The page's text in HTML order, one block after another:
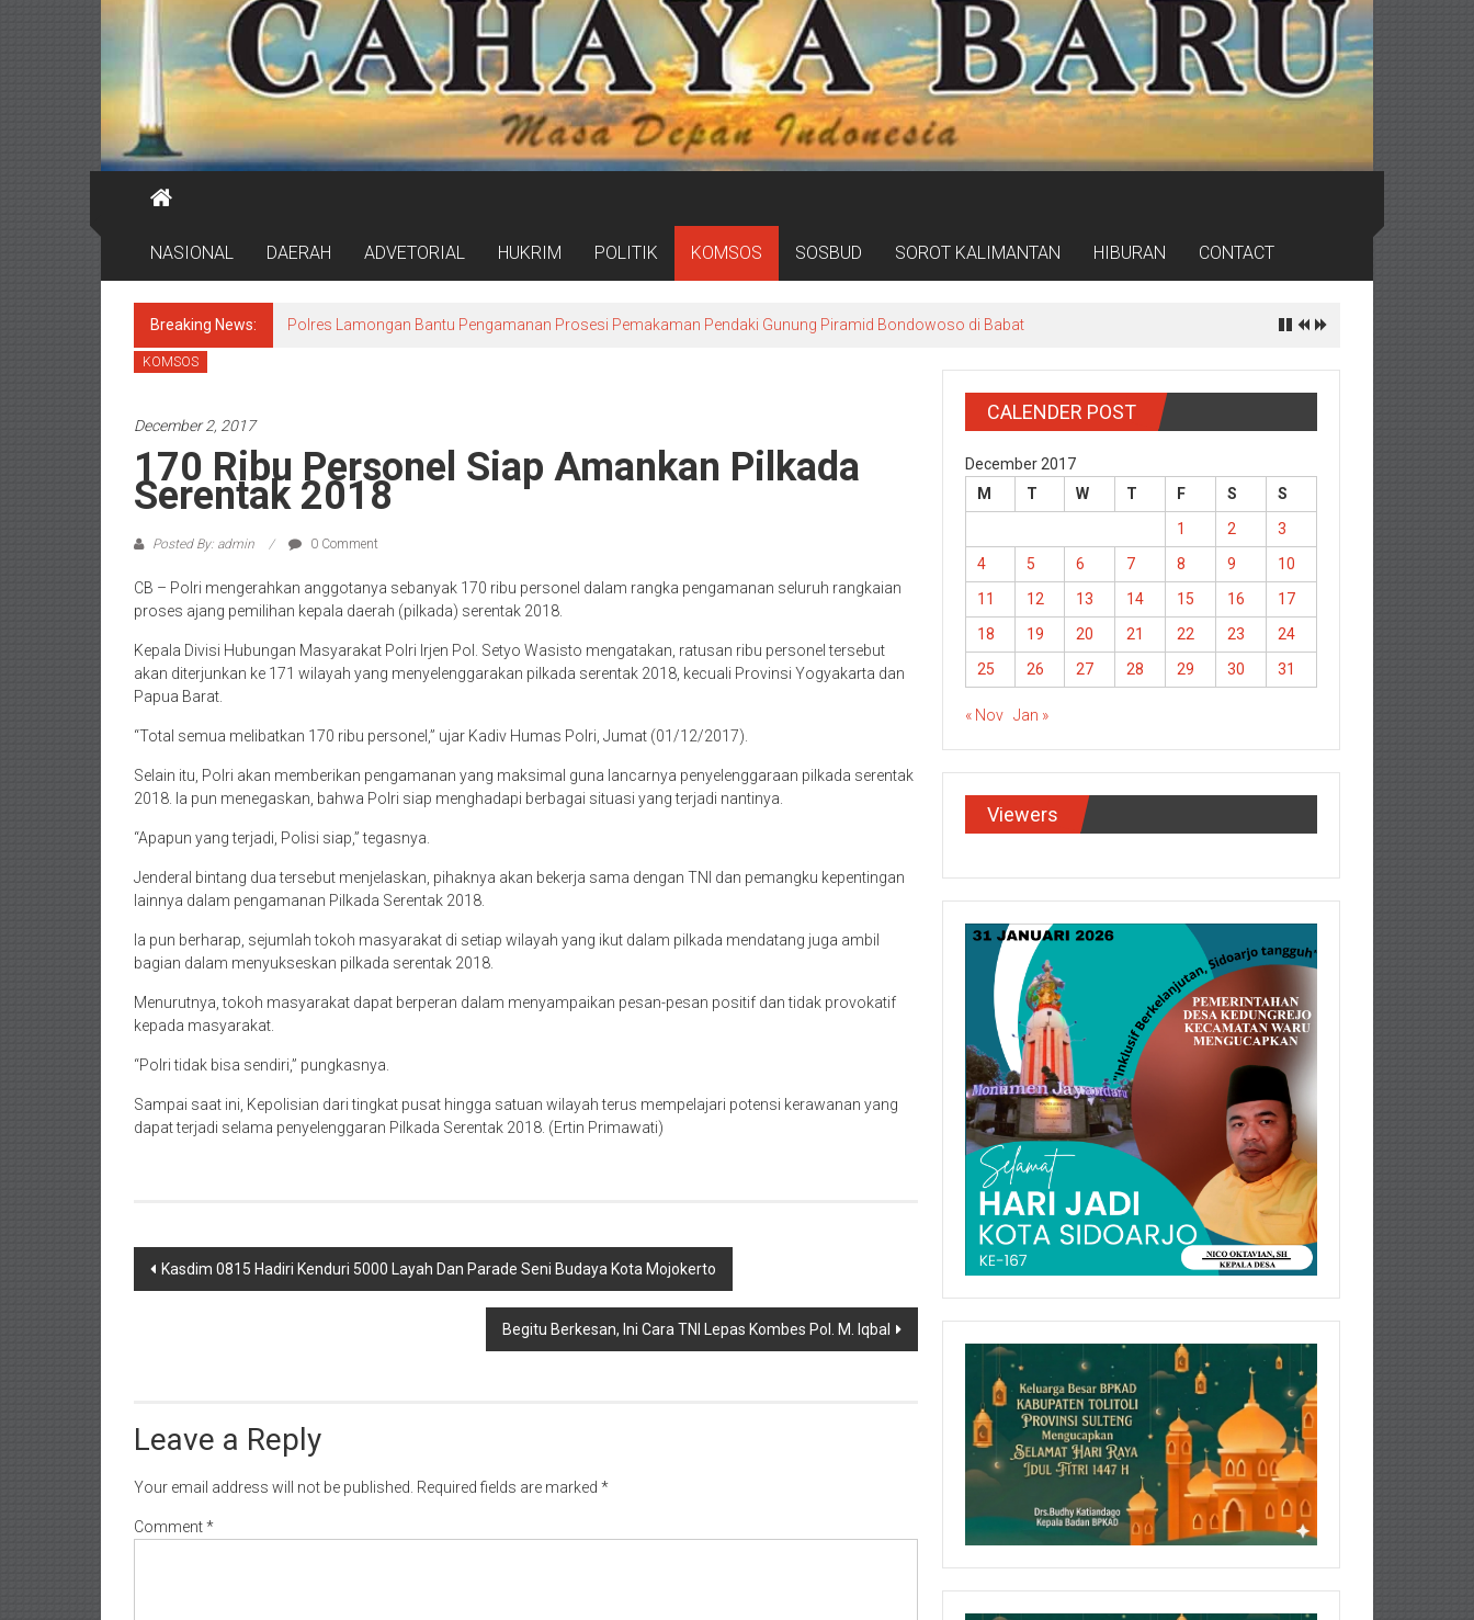
NASIONAL DAERAH ADVETORIAL HUKRIM POLITIK KOMSOS SOSBUD SOROT KALIMANTAN HIBURAN CONTACT
Breaking News: Polres Lamongan Bantu Pengamanan Prosesi Pemakaman Pendaki Gunung Piramid Bondowoso di Babat
KOMSOS
December 2, 2017
170 Ribu Personel Siap Amankan Pilkada
Serentak 2018
Posted By: admin 0 Comment
CB – Polri mengerahkan anggotanya sebanyak 170 ribu personel dalam rangka pengamanan seluruh rangkaian
proses ajang pemilihan kepala daerah (pilkada) serentak 2018.
Kepala Divisi Hubungan Masyarakat Polri Irjen Pol. Setyo Wasisto mengatakan, ratusan ribu personel tersebut
akan diterjunkan ke 171 wilayah yang menyelenggarakan pilkada serentak 2018, kecuali Provinsi Yogyakarta dan
Papua Barat.
“Total semua melibatkan 170 ribu personel,” ujar Kadiv Humas Polri, Jumat (01/12/2017).
Selain itu, Polri akan memberikan pengamanan yang maksimal guna lancarnya penyelenggaraan pilkada serentak
2018. Ia pun menegaskan, bahwa Polri siap menghadapi berbagai situasi yang terjadi nantinya.
“Apapun yang terjadi, Polisi siap,” tegasnya.
Jenderal bintang dua tersebut menjelaskan, pihaknya akan bekerja sama dengan TNI dan pemangku kepentingan
lainnya dalam pengamanan Pilkada Serentak 2018.
Ia pun berharap, sejumlah tokoh masyarakat di setiap wilayah yang ikut dalam pilkada mendatang juga ambil
bagian dalam menyukseskan pilkada serentak 2018.
Menurutnya, tokoh masyarakat dapat berperan dalam menyampaikan pesan-pesan positif dan tidak provokatif
kepada masyarakat.
“Polri tidak bisa sendiri,” pungkasnya.
Sampai saat ini, Kepolisian dari tingkat pusat hingga satuan wilayah terus mempelajari potensi kerawanan yang
dapat terjadi selama penyelenggaran Pilkada Serentak 2018. (Ertin Primawati)
Post
Kasdim 0815 Hadiri Kenduri 5000 Layah Dan Parade Seni Budaya Kota Mojokerto
Begitu Berkesan, Ini Cara TNI Lepas Kombes Pol. M. Iqbal
Leave a Reply
Your email address will not be published. Required fields are marked *
Comment*
CALENDER POST
December 2017
M
T W T F S
S
1
2
3
4
5 6 7 8 9
10
11
12 13 14 15 16
17
18
19 20 21 22 23
24
25
26 27 28 29 30 31
« Nov Jan »
Viewers